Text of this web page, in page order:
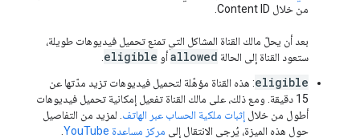
من خلال Content ID.
بعد أن يحلّ مالك القناة المشاكل التي تمنع تحميل فيديوهات طويلة،
ستعود القناة إلى الحالة allowedأو eligible
eligible: هذه القناة مؤهّلة لتحميل فيديوهات تزيد مدّتها عن
15 دقيقة. ومع ذلك، على مالك القناة تفعيل إمكانية تحميل فيديوهات
أطول من خلال إثبات ملكية الحساب عبر الهاتف . لمزيد من التفاصيل
حول هذه الميزة، يُرجى الانتقال إلى مركز مساعدة YouTube